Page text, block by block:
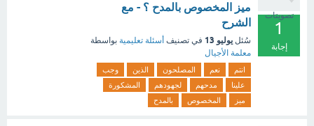
تصويتات
1
إجابة
ميز المخصوص بالمدح ؟ - مع
الشرح
سُئل يوليو 13 في تصنيف أسئلة تعليمية بواسطة
معلمة الأجيال
انتم نعم المصلحون الذين
وجب
علينا
مدحهم لجهودهم
المشكورة
ميز
المخصوص بالمدح